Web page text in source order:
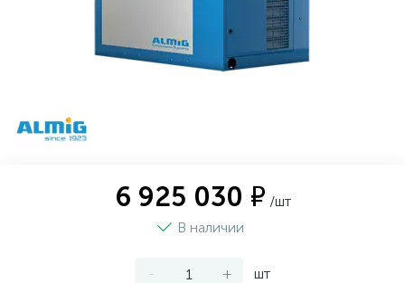
6 925 030 ₽ /шт
В наличии
- + шт